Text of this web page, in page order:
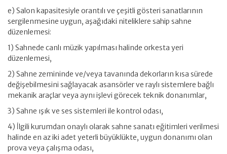
e) Salon kapasitesiyle orantılı ve çeşitli gösteri sanatlarının
sergilenmesine uygun, aşağıdaki niteliklere sahip sahne
düzenlemesi:
1) Sahnede canlı müzik yapılması halinde orkesta yeri
düzenlemesi,
2) Sahne zemininde ve/veya tavanında dekorların kısa sürede
değişebilmesini sağlayacak asansörler ve raylı sistemlere bağlı
mekanik araçlar veya aynı işlevi görecek teknik donanımlar,
3) Sahne ışık ve ses sistemleri ile kontrol odası,
4) İlgili kurumdan onaylı olarak sahne sanatı eğitimleri verilmesi
halinde en az iki adet yeterli büyüklükte, uygun donanımı olan
prova veya çalışma odası,